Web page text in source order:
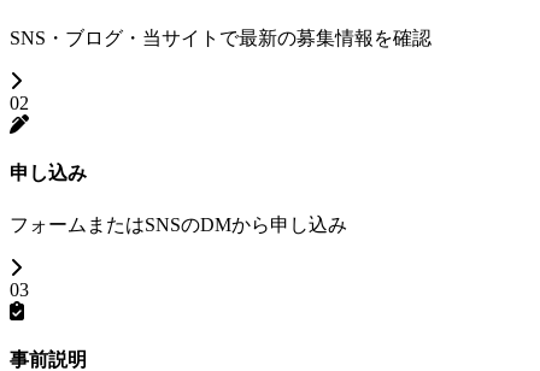
SNS・ブログ・当サイトで最新の募集情報を確認
02
申し込み
フォームまたはSNSのDMから申し込み
03
事前説明